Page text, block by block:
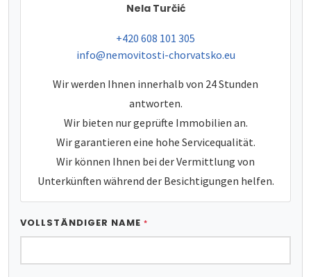
Nela Turčić
tel:
+420 608 101 305
e-mail:
info@nemovitosti-chorvatsko.eu
Wir werden Ihnen innerhalb von 24 Stunden
antworten.
Wir bieten nur geprüfte Immobilien an.
Wir garantieren eine hohe Servicequalität.
Wir können Ihnen bei der Vermittlung von
Unterkünften während der Besichtigungen helfen.
VOLLSTÄNDIGER NAME *